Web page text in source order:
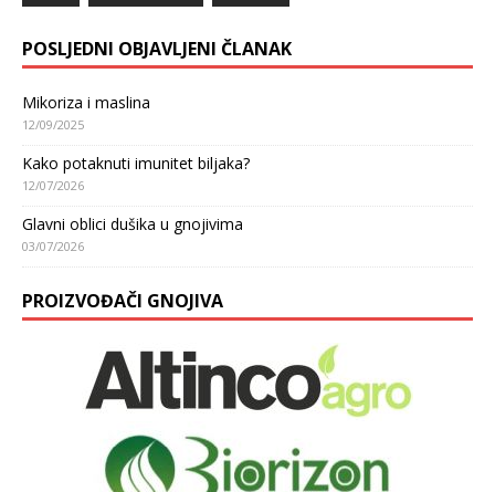
POSLJEDNI OBJAVLJENI ČLANAK
Mikoriza i maslina
12/09/2025
Kako potaknuti imunitet biljaka?
12/07/2026
Glavni oblici dušika u gnojivima
03/07/2026
PROIZVOĐAČI GNOJIVA